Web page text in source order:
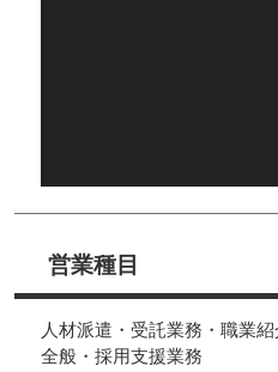
営業種目
人材派遣・受託業務・職業
全般・採用支援業務